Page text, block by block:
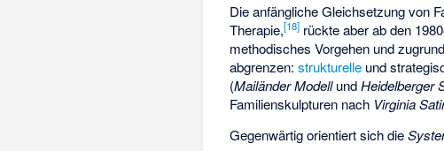
Die anfängliche Gleichsetzung von
Therapie,[18] rückte aber ab den
methodisches Vorgehen und
abgrenzen:strukturelle und
(Mailänder ModellundHeidelberger
Familienskulpturen nach Virginia
Gegenwärtig orientiert sich die